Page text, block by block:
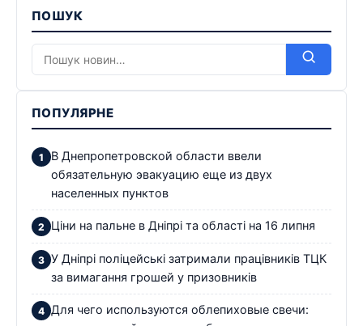
ПОШУК
ПОПУЛЯРНЕ
В Днепропетровской области ввели
обязательную эвакуацию еще из двух
населенных пунктов
Ціни на пальне в Дніпрі та області на 16 липня
У Дніпрі поліцейські затримали працівників ТЦК
за вимагання грошей у призовників
Для чего используются облепиховые свечи: